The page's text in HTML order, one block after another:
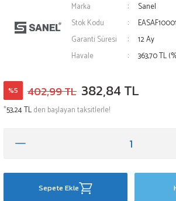
Marka
Sanel
Stok Kodu
Garanti Süresi
12 Ay
Havale
363,70 TL
%5 402,99 TL 382,84 TL
*53,24 TLden başlayan taksitlerle!
Sepete Ekle